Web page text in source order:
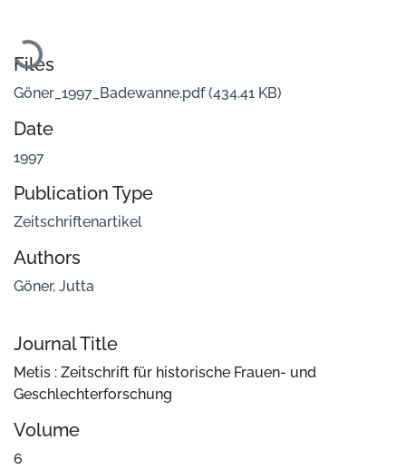
Loading...
Files
Göner_1997_Badewanne.pdf(434.41 KB)
Date
1997
Publication Type
Zeitschriftenartikel
Authors
Göner, Jutta
Journal Title
Metis : Zeitschrift für historische Frauen- und
Geschlechterforschung
Volume
6